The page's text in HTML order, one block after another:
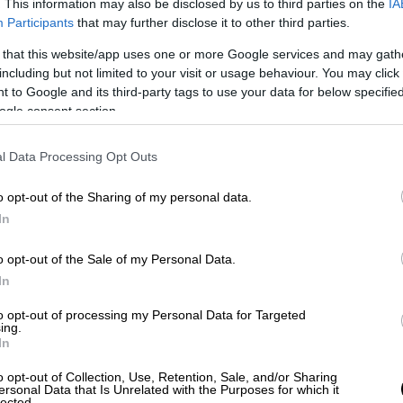
This information may also be disclosed by us to third parties on the
Participants that may further disclose it to other third parties.
that this website/app uses one or more Google services and may
but not limited to your visit or usage behaviour. You may
to Google and its third-party tags to use your data for below
consent section.
Data Processing Opt Outs
opt-out of the Sharing of my personal data.
opt-out of the Sale of my Personal Data.
opt-out of processing my Personal Data for Targeted
opt-out of Collection, Use, Retention, Sale, and/or Sharing
Data that Is Unrelated with the Purposes for which it
Ελλάδα|13.05.2024 23:19
Οπαδική επίθεση στη
Θεσσαλονίκη: Τους χτύπησαν ενώ
έκαναν τζόκινγκ και τους άφησαν
μπλούζες με διακριτικά ομάδας
Πολιτική|13.05.2024 23:16
των κτιρίων - «Δεν αντέχουμε